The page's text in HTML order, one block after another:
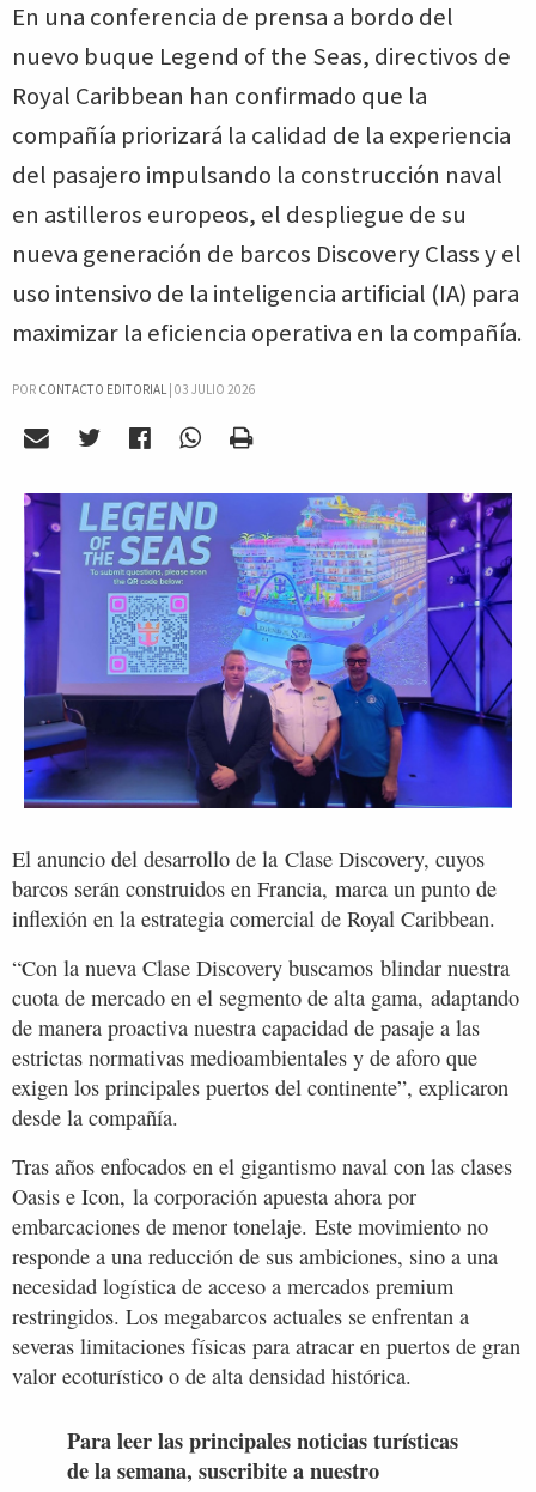
En una conferencia de prensa a bordo del
nuevo buque Legend of the Seas, directivos de
Royal Caribbean han confirmado que la
compañía priorizará la calidad de la experiencia
del pasajero impulsando la construcción naval
en astilleros europeos, el despliegue de su
nueva generación de barcos Discovery Class y el
uso intensivo de la inteligencia artificial (IA) para
maximizar la eficiencia operativa en la compañía.
POR CONTACTO EDITORIAL| 03 JULIO 2026
El anuncio del desarrollo de la Clase Discovery, cuyos
barcos serán construidos en Francia, marca un punto de
inflexión en la estrategia comercial de Royal Caribbean.
“Con la nueva Clase Discovery buscamos blindar nuestra
cuota de mercado en el segmento de alta gama, adaptando
de manera proactiva nuestra capacidad de pasaje a las
estrictas normativas medioambientales y de aforo que
exigen los principales puertos del continente”, explicaron
desde la compañía.
Tras años enfocados en el gigantismo naval con las clases
Oasis e Icon, la corporación apuesta ahora por
embarcaciones de menor tonelaje. Este movimiento no
responde a una reducción de sus ambiciones, sino a una
necesidad logística de acceso a mercados premium
restringidos. Los megabarcos actuales se enfrentan a
severas limitaciones físicas para atracar en puertos de gran
valor ecoturístico o de alta densidad histórica.
Para leer las principales noticias turísticas
de la semana, suscribite a nuestro